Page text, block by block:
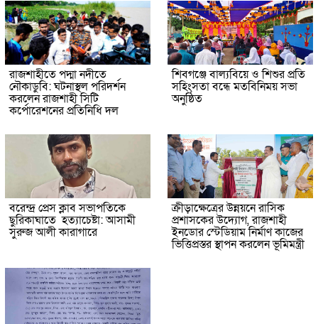
রাজশাহীতে পদ্মা নদীতে
নৌকাডুবি: ঘটনাস্থল পরিদর্শন
করলেন রাজশাহী সিটি
কর্পোরেশনের প্রতিনিধি দল
শিবগঞ্জে বাল্যবিয়ে ও শিশুর প্রতি
সহিংসতা বন্ধে মতবিনিময় সভা
অনুষ্ঠিত
বরেন্দ্র প্রেস ক্লাব সভাপতিকে
ছুরিকাঘাতে হত্যাচেষ্টা: আসামী
সুরুজ আলী কারাগারে
ক্রীড়াক্ষেত্রের উন্নয়নে রাসিক
প্রশাসকের উদ্যোগ, রাজশাহী
ইনডোর স্টেডিয়াম নির্মাণ কাজের
ভিত্তিপ্রস্তর স্থাপন করলেন ভূমিমন্ত্রী